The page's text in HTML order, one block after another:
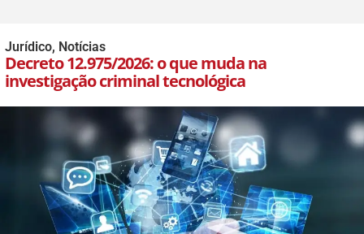
Jurídico, Notícias
Decreto 12.975/2026: o que muda na
investigação criminal tecnológica